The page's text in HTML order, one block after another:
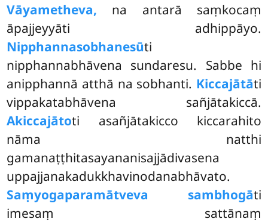
Vāyametheva, na antarā saṃkocaṃ
āpajjeyyāti adhippāyo.
Nipphannasobhanesūti
nipphannabhāvena sundaresu. Sabbe hi
anipphannā atthā na sobhanti. Kiccajātāti
vippakatabhāvena sañjātakiccā.
Akiccajātoti asañjātakicco kiccarahito
nāma natthi
gamanaṭṭhitasayananisajjādivasena
uppajjanakadukkhavinodanabhāvato.
Saṃyogaparamātveva sambhogāti
imesaṃ sattānaṃ